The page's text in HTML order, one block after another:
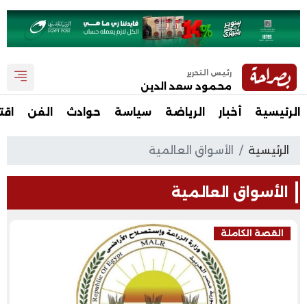
رئيس التحرير
محمود سعد الدين
الرئيسية أخبار الرياضة سياسة حوادث الفن
الرئيسية الأسواق العالمية
الأسواق العالمية
القصة الكاملة